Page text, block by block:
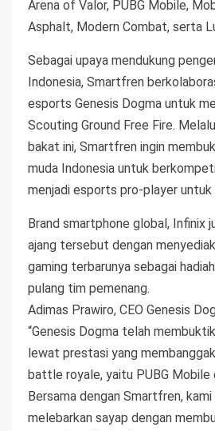
Arena of Valor, PUBG Mobile,
Asphalt, Modern Combat, serta
Sebagai upaya mendukung
Indonesia, Smartfren
esports Genesis Dogma untuk
Scouting Ground Free Fire.
bakat ini, Smartfren ingin
muda Indonesia untuk
menjadi esports pro-player untuk
Brand smartphone global, Infinix
ajang tersebut dengan
gaming terbarunya sebagai
pulang tim pemenang.
Adimas Prawiro, CEO Genesis
“Genesis Dogma telah
lewat prestasi yang
battle royale, yaitu PUBG Mobile
Bersama dengan Smartfren,
melebarkan sayap dengan